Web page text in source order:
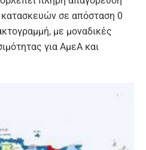
σε απόσταση 0
με μοναδικές
για ΑμεΑ και